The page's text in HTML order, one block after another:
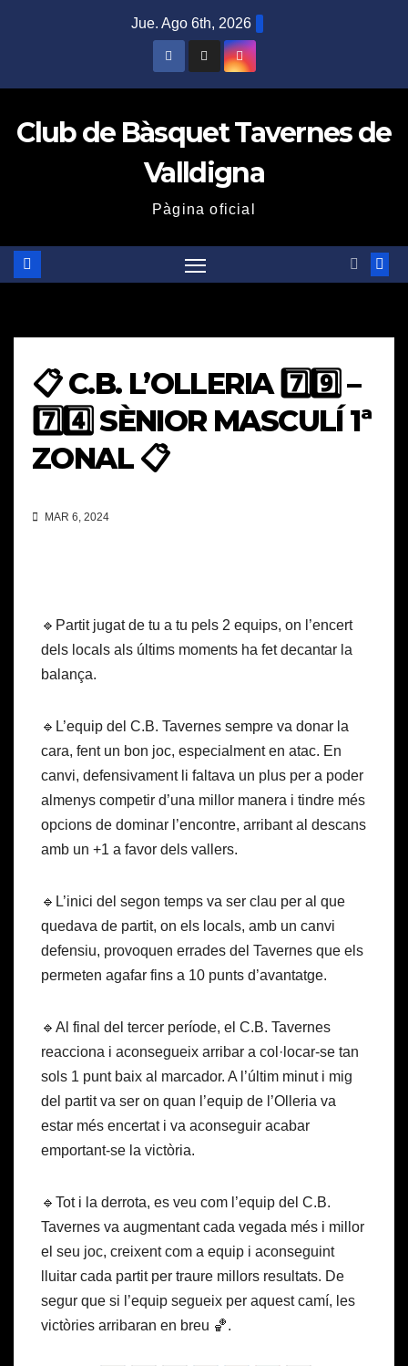
Jue. Ago 6th, 2026
Club de Bàsquet Tavernes de
Valldigna
Pàgina oficial
📋 C.B. L’OLLERIA 7️⃣9️⃣ –
7️⃣4️⃣ SÈNIOR MASCULÍ 1ª
ZONAL 📋
MAR 6, 2024
🔹Partit jugat de tu a tu pels 2 equips, on l’encert
dels locals als últims moments ha fet decantar la
balança.
🔹L’equip del C.B. Tavernes sempre va donar la
cara, fent un bon joc, especialment en atac. En
canvi, defensivament li faltava un plus per a poder
almenys competir d’una millor manera i tindre més
opcions de dominar l’encontre, arribant al descans
amb un +1 a favor dels vallers.
🔹L’inici del segon temps va ser clau per al que
quedava de partit, on els locals, amb un canvi
defensiu, provoquen errades del Tavernes que els
permeten agafar fins a 10 punts d’avantatge.
🔹Al final del tercer període, el C.B. Tavernes
reacciona i aconsegueix arribar a col·locar-se tan
sols 1 punt baix al marcador. A l’últim minut i mig
del partit va ser on quan l’equip de l’Olleria va
estar més encertat i va aconseguir acabar
emportant-se la victòria.
🔹Tot i la derrota, es veu com l’equip del C.B.
Tavernes va augmentant cada vegada més i millor
el seu joc, creixent com a equip i aconseguint
lluitar cada partit per traure millors resultats. De
segur que si l’equip segueix per aquest camí, les
victòries arribaran en breu 🏀.